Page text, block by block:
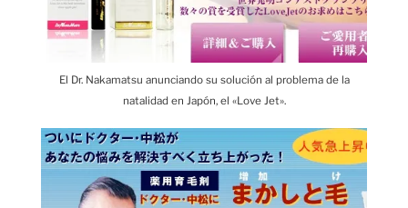
El Dr. Nakamatsu anunciando su solución al problema de la
natalidad en Japón, el «Love Jet».